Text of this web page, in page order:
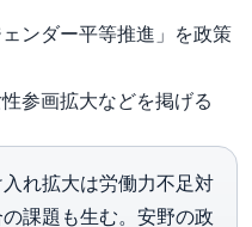
ンダー平等推進」を政策
参画拡大などを掲げる
れ拡大は労働力不足対
課題も生む。安野の政